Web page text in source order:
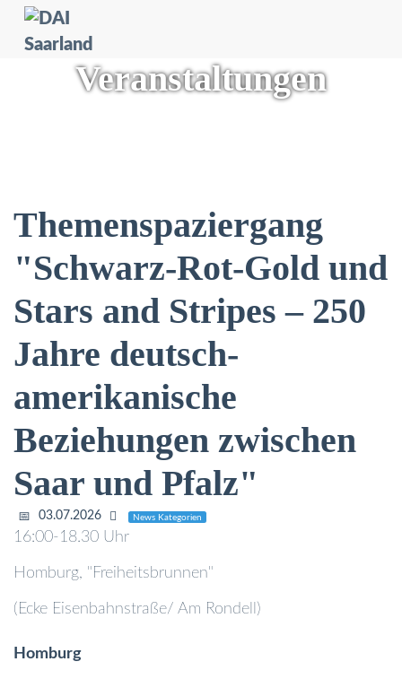
Veranstaltungen
Themenspaziergang
"Schwarz-Rot-Gold und
Stars and Stripes – 250
Jahre deutsch-
amerikanische
Beziehungen zwischen
Saar und Pfalz"
03.07.2026 News Kategorien
16:00-18.30 Uhr
Homburg, "Freiheitsbrunnen"
(Ecke Eisenbahnstraße/ Am Rondell)
Homburg